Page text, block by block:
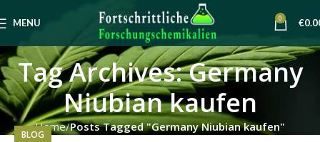
MENU 0 €
Tag Archives: Germany
Niubian kaufen
Home Posts Tagged "Germany Niubian kaufen"
BLOG